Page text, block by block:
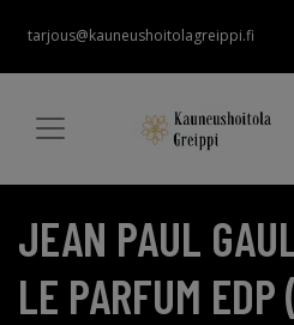
tarjous@kauneushoitolagreippi.fi
JEAN PAUL
LE PARFUM